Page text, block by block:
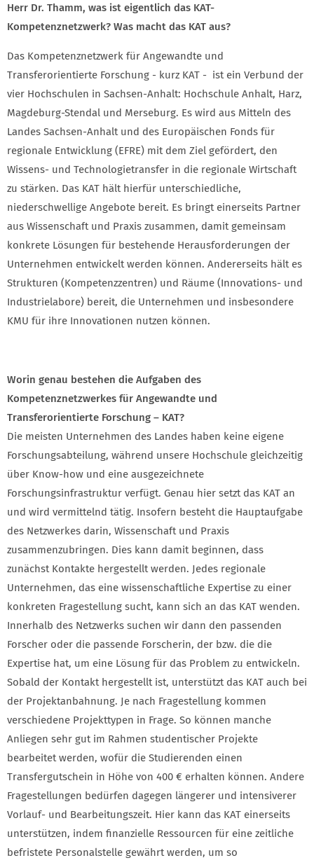
Herr Dr. Thamm, was ist eigentlich das KAT-
Kompetenznetzwerk? Was macht das KAT aus?
Das Kompetenznetzwerk für Angewandte und
Transferorientierte Forschung - kurz KAT - ist ein Verbund der
vier Hochschulen in Sachsen-Anhalt: Hochschule Anhalt, Harz,
Magdeburg-Stendal und Merseburg. Es wird aus Mitteln des
Landes Sachsen-Anhalt und des Europäischen Fonds für
regionale Entwicklung (EFRE) mit dem Ziel gefördert, den
Wissens- und Technologietransfer in die regionale Wirtschaft
zu stärken. Das KAT hält hierfür unterschiedliche,
niederschwellige Angebote bereit. Es bringt einerseits Partner
aus Wissenschaft und Praxis zusammen, damit gemeinsam
konkrete Lösungen für bestehende Herausforderungen der
Unternehmen entwickelt werden können. Andererseits hält es
Strukturen (Kompetenzzentren) und Räume (Innovations- und
Industrielabore) bereit, die Unternehmen und insbesondere
KMU für ihre Innovationen nutzen können.
Worin genau bestehen die Aufgaben des
Kompetenznetzwerkes für Angewandte und
Transferorientierte Forschung – KAT?
Die meisten Unternehmen des Landes haben keine eigene
Forschungsabteilung, während unsere Hochschule gleichzeitig
über Know-how und eine ausgezeichnete
Forschungsinfrastruktur verfügt. Genau hier setzt das KAT an
und wird vermittelnd tätig. Insofern besteht die Hauptaufgabe
des Netzwerkes darin, Wissenschaft und Praxis
zusammenzubringen. Dies kann damit beginnen, dass
zunächst Kontakte hergestellt werden. Jedes regionale
Unternehmen, das eine wissenschaftliche Expertise zu einer
konkreten Fragestellung sucht, kann sich an das KAT wenden.
Innerhalb des Netzwerks suchen wir dann den passenden
Forscher oder die passende Forscherin, der bzw. die die
Expertise hat, um eine Lösung für das Problem zu entwickeln.
Sobald der Kontakt hergestellt ist, unterstützt das KAT auch bei
der Projektanbahnung. Je nach Fragestellung kommen
verschiedene Projekttypen in Frage. So können manche
Anliegen sehr gut im Rahmen studentischer Projekte
bearbeitet werden, wofür die Studierenden einen
Transfergutschein in Höhe von 400 € erhalten können. Andere
Fragestellungen bedürfen dagegen längerer und intensiverer
Vorlauf- und Bearbeitungszeit. Hier kann das KAT einerseits
unterstützen, indem finanzielle Ressourcen für eine zeitliche
befristete Personalstelle gewährt werden, um so